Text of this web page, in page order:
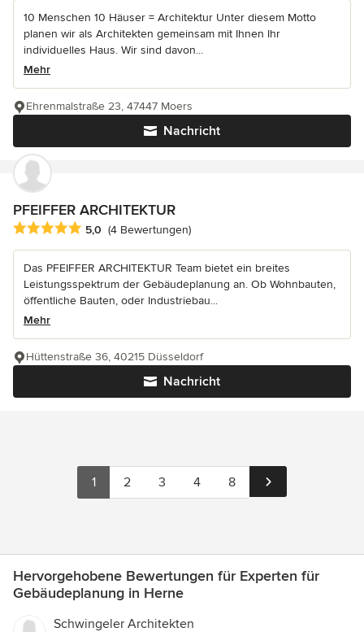
10 Menschen 10 Häuser = Architektur Unter diesem Motto
planen wir als Architekten gemeinsam mit Ihnen Ihr
individuelles Haus. Wir sind davon...
Mehr
Nachricht
Ehrenmalstraße 23, 47447 Moers
PFEIFFER ARCHITEKTUR
Durchschnittliche Bewertung: 5 von 5 Sternen
5,0 (4 Bewertungen)
Das PFEIFFER ARCHITEKTUR Team bietet ein breites
Leistungsspektrum der Gebäudeplanung an. Ob Wohnbauten,
öffentliche Bauten, oder Industriebau...
Mehr
Nachricht
Hüttenstraße 36, 40215 Düsseldorf
1 2 3 4 8
Hervorgehobene Bewertungen für Experten für
Gebäudeplanung in Herne
Schwingeler Architekten